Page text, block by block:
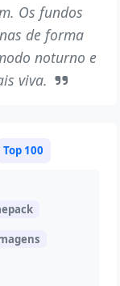
Os fundos
de forma
noturno e
viva.
Top 100